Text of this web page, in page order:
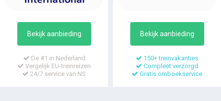
Bekijk aanbieding
De #1 in Nederland
Vergelijk EU-treinreizen
24/7 service van NS
Bekijk aanbieding
150+ treinvakanties
Compleet verzorgd
Gratis omboekservice